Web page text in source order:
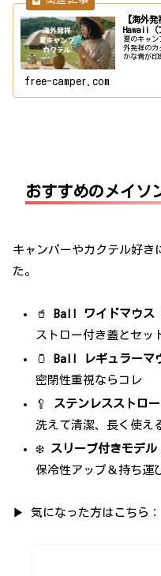
【海外
Hawaii（
夏のキャン
外発祥のカ
かな青が印
free-camper.com
おすすめのメイソ
キャンパーやカクテル好き
た。
🥤 Ball ワイドマウス
ストロー付き蓋とセッ
🫙
Ball レギュラーマ
密閉性重視ならコレ
🥄 ステンレスストロ
洗えて清潔、長く使え
❄️ スリーブ付きモデル
保冷性アップ＆持ち運
▶ 気になった方はこちら：